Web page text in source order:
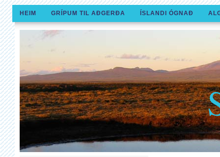
HEIM GRÍPUM TIL AÐGERÐA ÍSLANDI ÓGNAÐ